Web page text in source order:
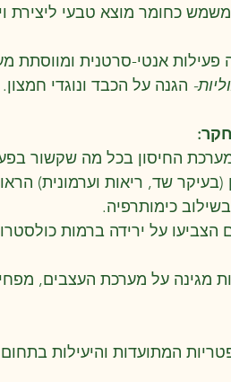
פעילות אנטי-סרטנית ומווסתת
הגנה על הכבד ונוגדי חמצון.
החיסון בכל מה שקשור
שד, ריאות וערמונית) הראו
כימותרפיה.
הצביעו על ירידה ברמות
מגינה על מערכת העצבים,
המתועדות והיעילות